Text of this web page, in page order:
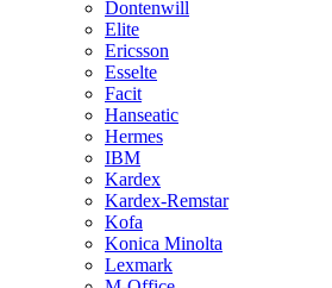
Dontenwill
Elite
Ericsson
Esselte
Facit
Hanseatic
Hermes
IBM
Kardex
Kardex-Remstar
Kofa
Konica Minolta
Lexmark